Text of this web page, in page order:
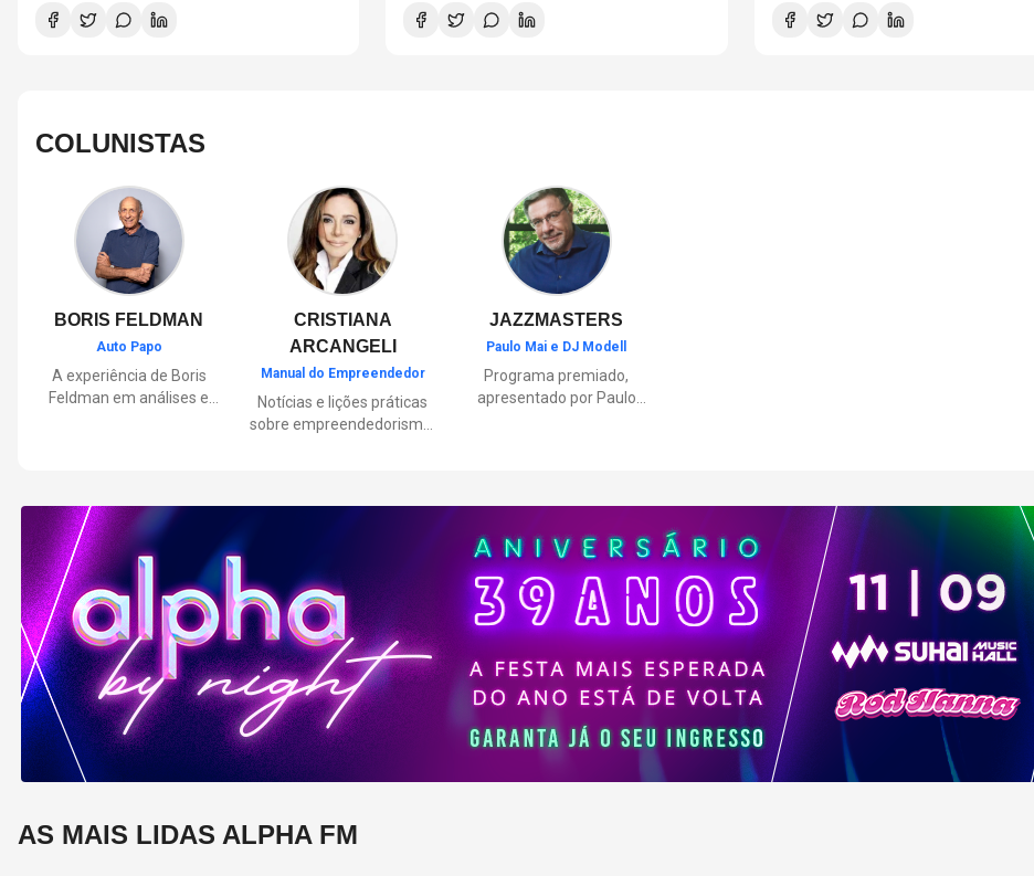
desembarcou em São Paulo no início da
semana para cumprir uma agenda de
Um Novo Dia" com a participação de Lionel
Messi. O astro argentino divide a cena com
reúne hotéis e resorts que combinam
conforto, natureza, gastronomia e
COLUNISTAS
BORIS FELDMAN
Auto Papo
A experiência de Boris
Feldman em análises e
manutenção,
lançamentos, tecnologia e
tudo o que envolve o dia a
dia dos motoristas.
CRISTIANA
ARCANGELI
Manual do Empreendedor
Notícias e lições práticas
sobre empreendedorismo,
JAZZMASTERS
Paulo Mai e DJ Modell
Programa premiado,
apresentado por Paulo
Soul ao House.
Lançamentos e histórias
sobre artistas e
movimentos que
nasceram a partir do jazz
e ajudaram a moldar a
música contemporânea.
AS MAIS LIDAS ALPHA FM